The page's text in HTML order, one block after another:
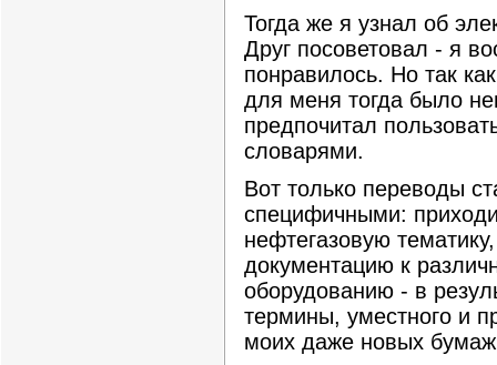
Тогда же я узнал об
Друг посоветовал - я
понравилось. Но так
для меня тогда было
предпочитал
словарями.
Вот только переводы
специфичными:
нефтегазовую
документацию к
оборудованию - в
термины, уместного и
моих даже новых